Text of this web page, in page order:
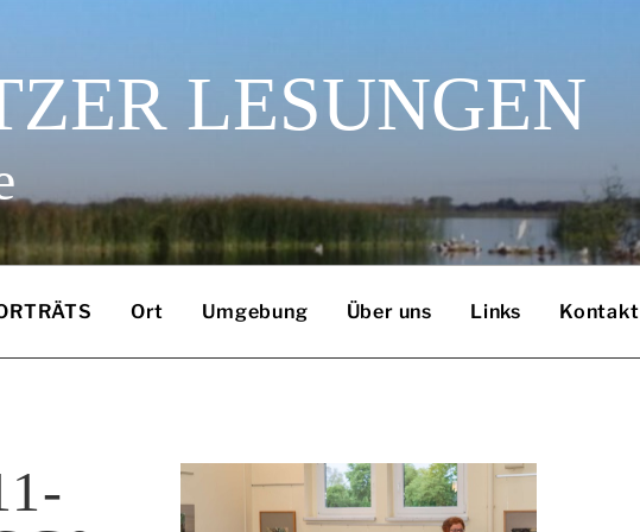
LESUNGEN
Ort Umgebung Über uns Links Kontakt